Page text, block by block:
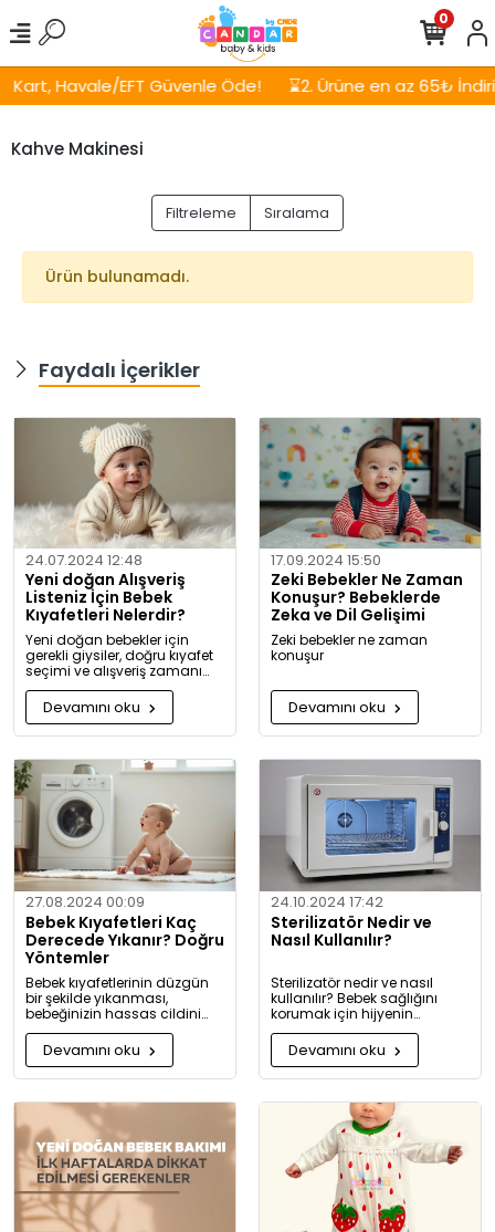
Havale/EFT Güvenle Öde! ⌛2. Ürüne en az 65₺
0
Kahve Makinesi
Filtreleme Sıralama
Ürün bulunamadı.
Faydalı İçerikler
24.07.2024 12:48
Yeni doğan Alışveriş
Listeniz İçin Bebek
Kıyafetleri Nelerdir?
Yeni doğan bebekler için
gerekli giysiler, doğru kıyafet
seçimi ve alışveriş zamanı
hakkında kapsamlı bilgiler ve
tavsiyeler.
Devamını oku
17.09.2024 15:50
Zeki Bebekler Ne Zaman
Konuşur? Bebeklerde
Zeka ve Dil Gelişimi
Zeki bebekler ne zaman
konuşur
Devamını oku
27.08.2024 00:09
Bebek Kıyafetleri Kaç
Derecede Yıkanır? Doğru
Yöntemler
Bebek kıyafetlerinin düzgün
bir şekilde yıkanması,
bebeğinizin hassas cildini
korumak için oldukça
önemlidir. Bu rehberde, bebek
giysilerinizi nasıl ve hangi
koşullarda yıkamanız
bilgiler bulacaksınız.
Devamını oku
24.10.2024 17:42
Sterilizatör Nedir ve
Nasıl Kullanılır?
Sterilizatör nedir ve nasıl
kullanılır? Bebek sağlığını
korumak için hijyenin
önemini keşfedin. Buharlı ve
UV sterilizatörlerle mikroplara
karşı tam koruma!
Devamını oku